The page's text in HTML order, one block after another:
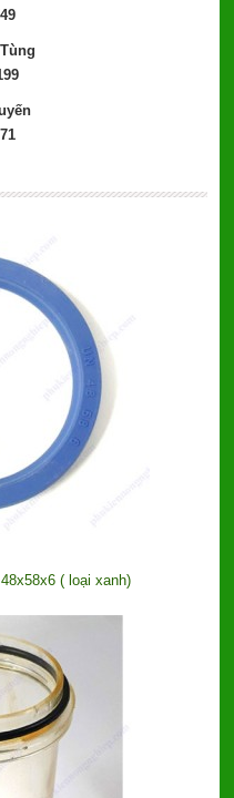
( loại xanh)